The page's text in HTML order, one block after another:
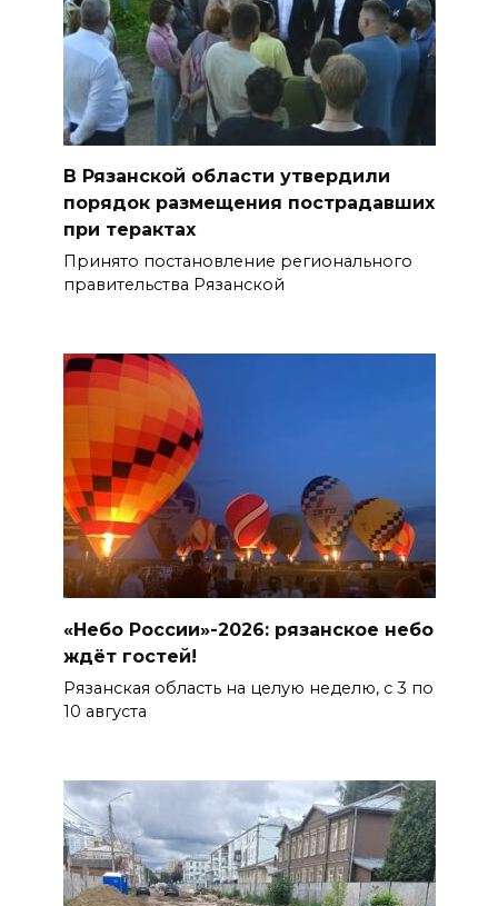
В Рязанской области утвердили
порядок размещения пострадавших
при терактах
Принято постановление регионального
правительства Рязанской
«Небо России»-2026: рязанское небо
ждёт гостей!
Рязанская область на целую неделю, с 3 по
10 августа